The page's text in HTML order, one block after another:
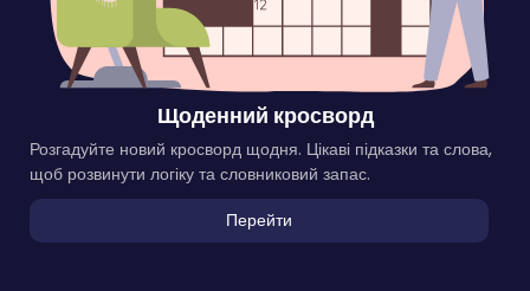
Щоденний кросворд
Розгадуйте новий кросворд щодня. Цікаві підказки та слова,
щоб розвинути логіку та словниковий запас.
Перейти